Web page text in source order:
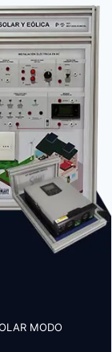
MODO